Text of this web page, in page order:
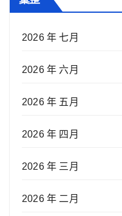
2026 年 七月
2026 年 六月
2026 年 五月
2026 年 四月
2026 年 三月
2026 年 二月